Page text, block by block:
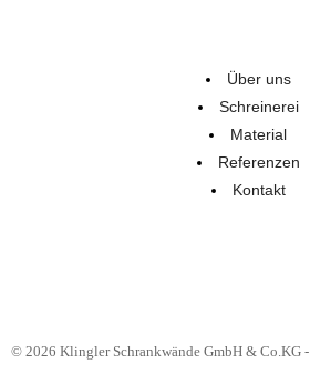
Über uns
Schreinerei
Material
Referenzen
Kontakt
© 2026 Klingler Schrankwände GmbH & Co.KG -